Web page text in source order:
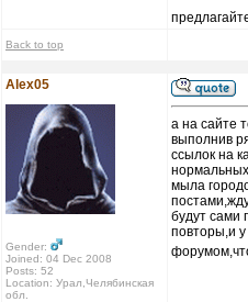
Back to top
Alex05
Gender:
Joined: 04 Dec 2008
Posts: 52
Location: Урал,Челябинская
обл.
а на сайте
выполнив
ссылок на
мыла
будут сами
повторы,и